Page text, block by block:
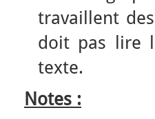
travaillent
doit pas lire
texte.
Notes :